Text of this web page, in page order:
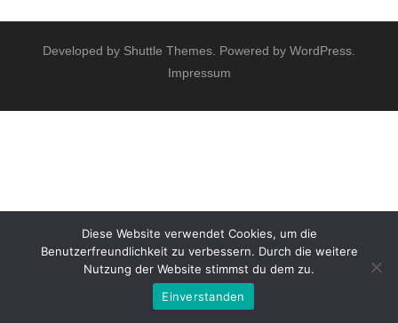
Developed by Shuttle Themes . Powered by WordPress
Impressum
Diese Website verwendet Cookies, um die
Benutzerfreundlichkeit zu verbessern. Durch die weitere
Nutzung der Website stimmst du dem zu.
Einverstanden